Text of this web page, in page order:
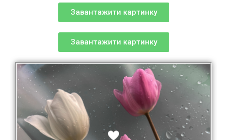
Завантажити картинку
Завантажити картинку